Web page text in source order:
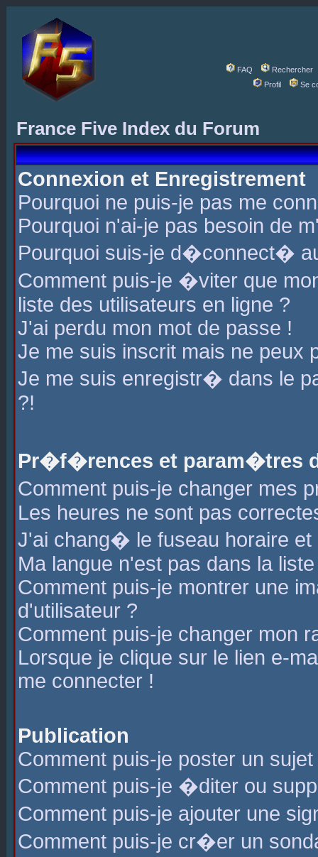
FAQ
Rechercher
Profil
Se
France Five Index du Forum
Connexion et Enregistrement
Pourquoi ne puis-je pas me
Pourquoi n'ai-je pas besoin de
Pourquoi suis-je d�connect�
Comment puis-je �viter que
liste des utilisateurs en ligne ?
J'ai perdu mon mot de passe !
Je me suis inscrit mais ne peux
Je me suis enregistr� dans le
?!
Pr�f�rences et param�tres
Comment puis-je changer mes
Les heures ne sont pas
J'ai chang� le fuseau horaire
Ma langue n'est pas dans la
Comment puis-je montrer une
d'utilisateur ?
Comment puis-je changer mon
Lorsque je clique sur le lien e-
me connecter !
Publication
Comment puis-je poster un
Comment puis-je �diter ou
Comment puis-je ajouter une
Comment puis-je cr�er un